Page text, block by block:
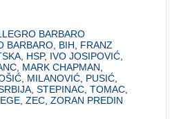
BARBARO
BARBARO BIH
FRANZ
HSP, IVO JOSIPOVIĆ
MARK CHAPMAN
MILANOVIĆ PUSIĆ
,STEPINAC ,TOMAC
,ZEC ,ZORAN PREDIN